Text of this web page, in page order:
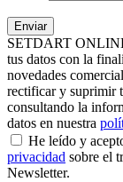
SETDART
tus datos con la
novedades
rectificar y suprimir
consultando la
datos en nuestra
He leído y
privacidad sobre el
Newsletter.